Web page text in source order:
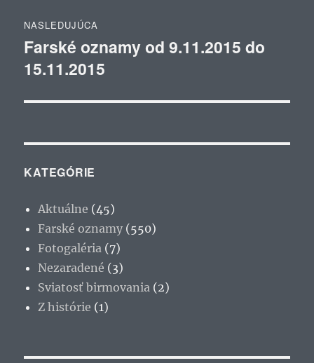
NASLEDUJÚCA
Ďalší
článok:
Farské oznamy od 9.11.2015 do
15.11.2015
KATEGÓRIE
Aktuálne (45)
Farské oznamy (550)
Fotogaléria (7)
Nezaradené (3)
Sviatosť birmovania (2)
Z histórie (1)